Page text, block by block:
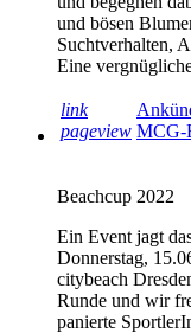
und bösen
Suchtverhalten,
Eine
link
pageview MCG-
Beachcup 2022
Ein Event jagt
Donnerstag,
citybeach
Runde und wir
panierte